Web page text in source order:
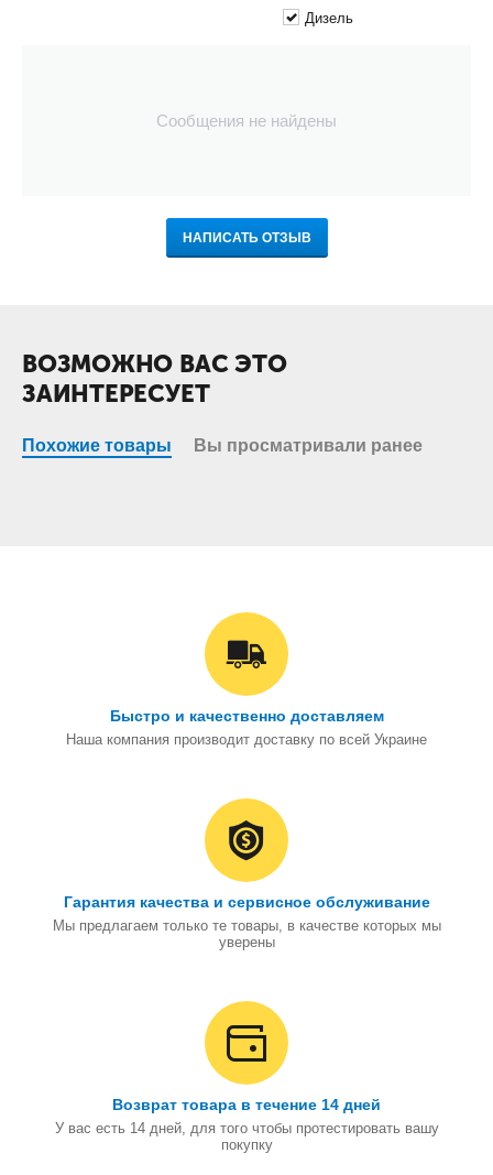
Дизель
Сообщения не найдены
НАПИСАТЬ ОТЗЫВ
ВОЗМОЖНО ВАС ЭТО
ЗАИНТЕРЕСУЕТ
Похожие товары Вы просматривали ранее
Быстро и качественно доставляем
Наша компания производит доставку по всей Украине
Гарантия качества и сервисное обслуживание
Мы предлагаем только те товары, в качестве которых мы
уверены
Возврат товара в течение 14 дней
У вас есть 14 дней, для того чтобы протестировать вашу
покупку